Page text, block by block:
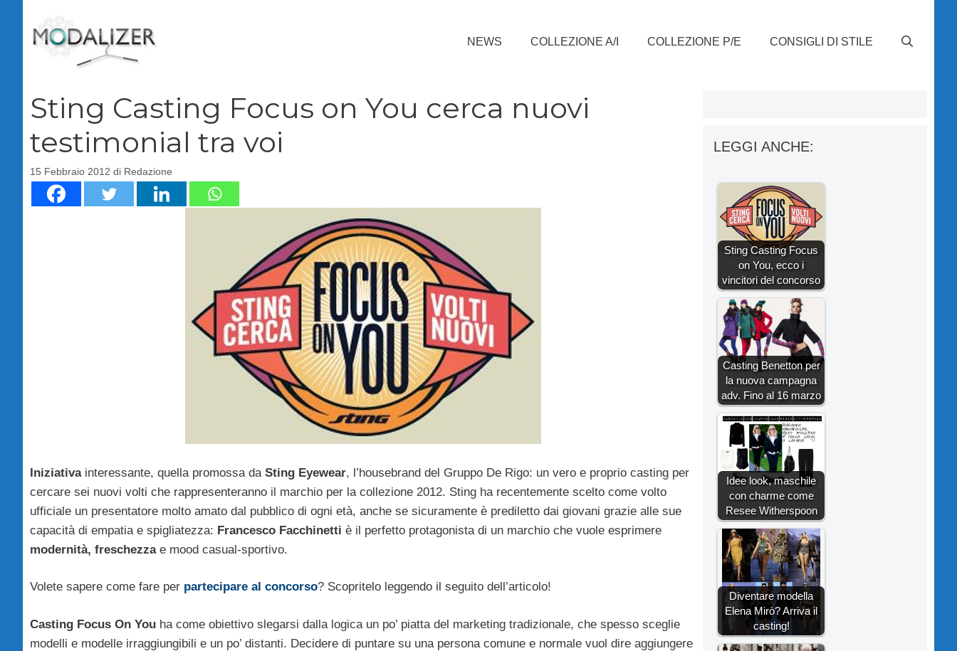
contenuto
NEWS COLLEZIONE A/I COLLEZIONE P/E CONSIGLI DI STILE
Sting Casting Focus on You cerca nuovi
testimonial tra voi
15 Febbraio 2012 di Redazione
Iniziativainteressante, quella promossa da Sting Eyewear, l’housebrand del Gruppo De Rigo: un vero e proprio casting per
cercare sei nuovi volti che rappresenteranno il marchio per la collezione 2012. Sting ha recentemente scelto come volto
ufficiale un presentatore molto amato dal pubblico di ogni età, anche se sicuramente è prediletto dai giovani grazie alle sue
capacità di empatia e spigliatezza: Francesco Facchinetti è il perfetto protagonista di un marchio che vuole esprimere
modernità, freschezzae mood casual-sportivo.
Volete sapere come fare per partecipare al concorso? Scopritelo leggendo il seguito dell’articolo!
Casting Focus On You ha come obiettivo slegarsi dalla logica un po’ piatta del marketing tradizionale, che spesso sceglie
modelli e modelle irraggiungibili e un po’ distanti. Decidere di puntare su una persona comune e normale vuol dire aggiungere
LEGGI ANCHE:
Sting Casting Focus
on You, ecco i
vincitori del concorso
Casting Benetton per
la nuova campagna
adv. Fino al 16 marzo
Idee look, maschile
con charme come
Resee Witherspoon
Diventare modella
Elena Mirò? Arriva il
casting!